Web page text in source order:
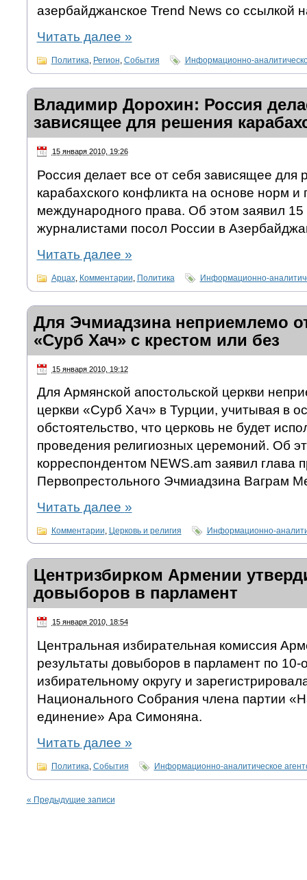
азербайджанское Trend News со ссылкой
Читать далее »
Политика, Регион, События Информационно-
Владимир Дорохин: Россия
зависящее для решения
15 января 2010, 19:26
Россия делает все от себя зависящее для
карабахского конфликта на основе норм и
международного права. Об этом заявил 15
журналистами посол России в
Читать далее »
Арцах, Комментарии Политика Информационно-
Для Эчмиадзина неприемлемо
«Сурб Хач» с крестом или без
15 января 2010, 19:12
Для Армянской апостольской церкви
церкви «Сурб Хач» в Турции, учитывая в
обстоятельство, что церковь не будет
проведения религиозных церемоний. Об
корреспондентом NEWS.am заявил глава
Первопрестольного Эчмиадзина Ваграм
Читать далее »
Комментарии, Церковь и религия Информационно-
Центризбирком Армении
довыборов в парламент
15 января 2010, 18:54
Центральная избирательная комиссия
результаты довыборов в парламент по 10-
избирательному округу и
Национального Собрания члена партии
единение» Ара Симоняна.
Читать далее »
Политика, События Информационно-аналитическое
« Предыдущие записи